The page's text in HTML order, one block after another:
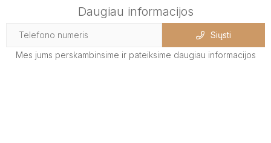
Daugiau informacijos
Siųsti
Mes jums perskambinsime ir pateiksime daugiau informacijos